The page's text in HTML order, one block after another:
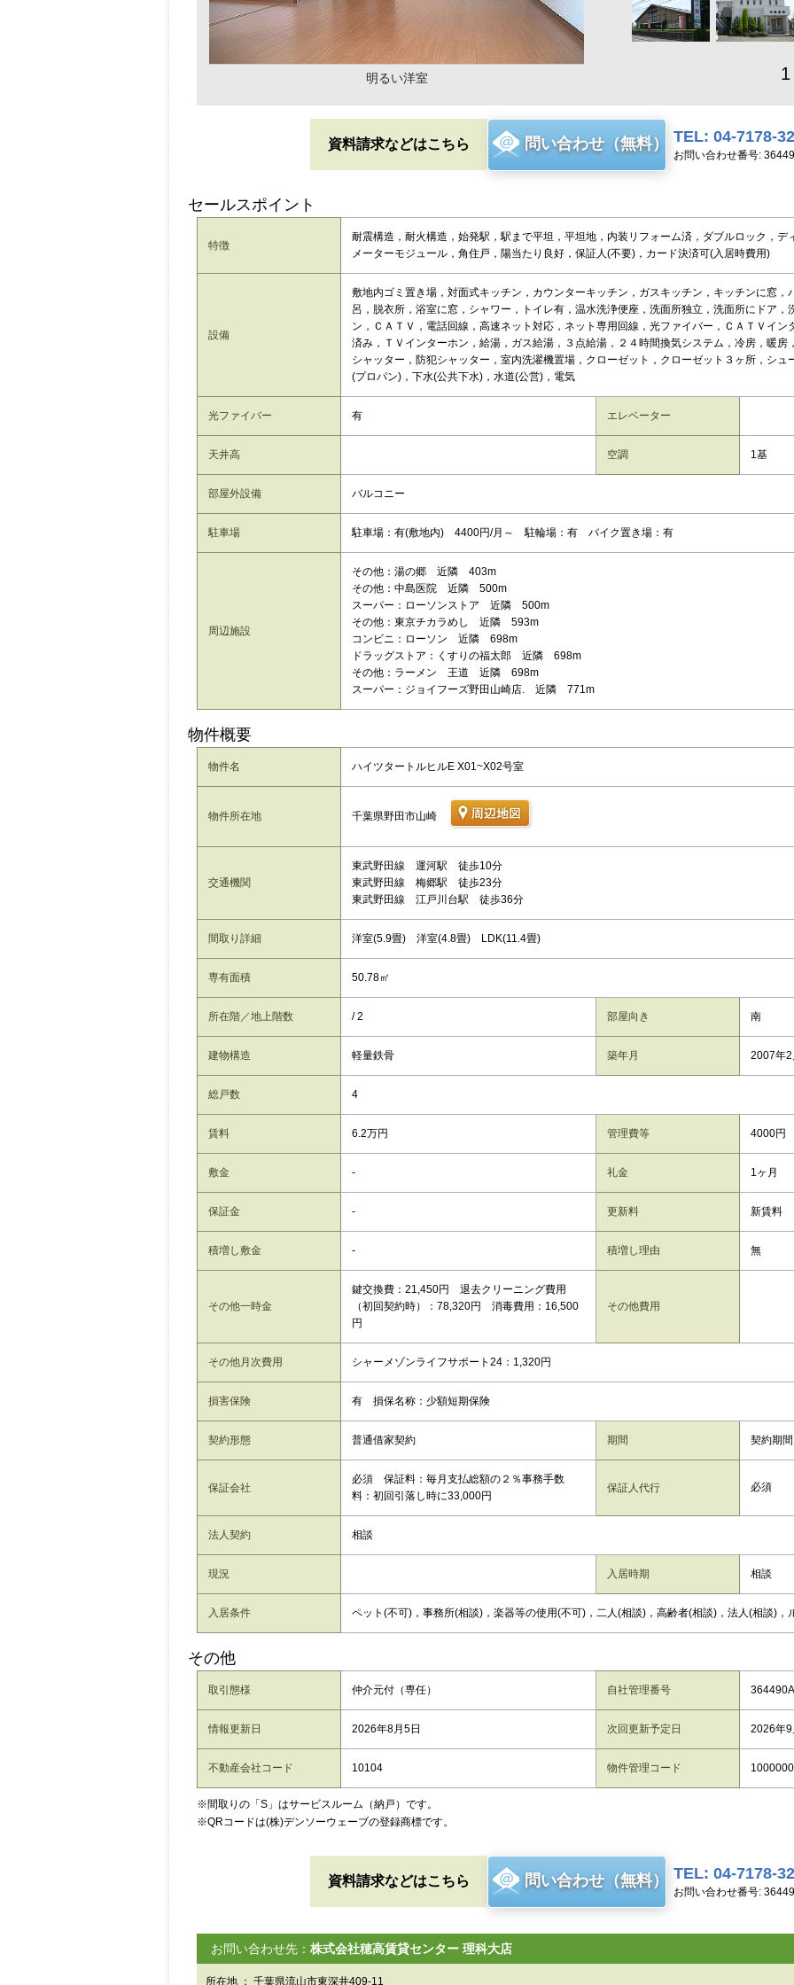
明るい洋室
資料請求などはこちら 問い合わせ（無料） TEL: 04-7178-
お問い合わせ番号:
セールスポイント
特徴
耐震構造，耐火構造，始発駅，駅まで平坦，平坦地，内装リフォーム済，ダブルロック，
メーターモジュール，角住戸，陽当たり良好，保証人(不要)，カード決済可(入居時費用)
設備
敷地内ゴミ置き場，対面式キッチン，カウンターキッチン，ガスキッチン，キッチンに窓，
呂，脱衣所，浴室に窓，シャワー，トイレ有，温水洗浄便座，洗面所独立，洗面所にドア
ン，ＣＡＴＶ，電話回線，高速ネット対応，ネット専用回線，光ファイバー，ＣＡＴＶイ
済み，ＴＶインターホン，給湯，ガス給湯，３点給湯，２４時間換気システム，冷房，暖
シャッター，防犯シャッター，室内洗濯機置場，クローゼット，クローゼット３ヶ所，シ
(プロパン)，下水(公共下水)，水道(公営)，電気
光ファイバー 有 エレベーター
天井高 空調 1基
部屋外設備 バルコニー
駐車場 駐車場：有(敷地内) 4400円/月～ 駐輪場：有 バイク置き場：有
周辺施設
その他：湯の郷 近隣 403m
その他：中島医院 近隣 500m
スーパー：ローソンストア 近隣 500m
その他：東京チカラめし 近隣 593m
コンビニ：ローソン 近隣 698m
ドラッグストア：くすりの福太郎 近隣 698m
その他：ラーメン 王道 近隣 698m
スーパー：ジョイフーズ野田山崎店. 近隣 771m
物件概要
物件名 ハイツタートルヒルE X01~X02号室
物件所在地 千葉県野田市山崎
交通機関
東武野田線 運河駅 徒歩10分
東武野田線 梅郷駅 徒歩23分
東武野田線 江戸川台駅 徒歩36分
間取り詳細 洋室(5.9畳) 洋室(4.8畳) LDK(11.4畳)
専有面積 50.78㎡
所在階／地上階数 / 2 部屋向き 南
建物構造 軽量鉄骨 築年月 2007年2
総戸数 4
賃料 6.2万円 管理費等 4000円
敷金 - 礼金 1ヶ月
保証金 - 更新料 新賃料
積増し敷金 - 積増し理由 無
その他一時金
鍵交換費：21,450円 退去クリーニング費用
（初回契約時）：78,320円 消毒費用：16,500
円
その他費用
その他月次費用 シャーメゾンライフサポート24：1,320円
損害保険 有 損保名称：少額短期保険
契約形態 普通借家契約 期間 契約期
保証会社
必須 保証料：毎月支払総額の２％事務手数
料：初回引落し時に33,000円
保証人代行 必須
法人契約 相談
現況 入居時期 相談
入居条件 ペット(不可)，事務所(相談)，楽器等の使用(不可)，二人(相談)，高齢者(相談)，法人(相談)，
その他
取引態様 仲介元付（専任） 自社管理番号 364490A
情報更新日 2026年8月5日 次回更新予定日 2026年
不動産会社コード 10104 物件管理コード
※間取りの「S」はサービスルーム（納戸）です。
※QRコードは(株)デンソーウェーブの登録商標です。
資料請求などはこちら 問い合わせ（無料） TEL: 04-7178-
お問い合わせ番号:
お問い合わせ先： 株式会社穂高賃貸センター 理科大店
所在地 ： 千葉県流山市東深井409-11